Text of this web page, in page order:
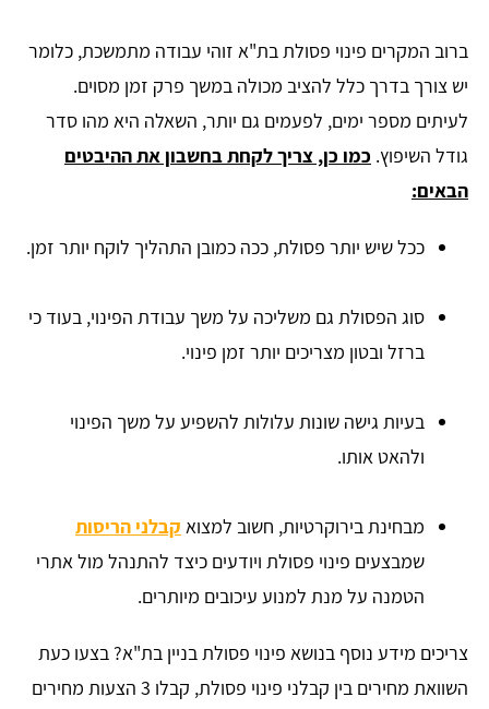
ברוב המקרים פינוי פסולת בת"א זוהי עבודה מתמשכת, כלומר
יש צורך בדרך כלל להציב מכולה במשך פרק זמן מסוים.
לעיתים מספר ימים, לפעמים גם יותר, השאלה היא מהו סדר
גודל השיפוץ. כמו כן, צריך לקחת בחשבון את ההיבטים
הבאים:
ככל שיש יותר פסולת, ככה כמובן התהליך לוקח יותר זמן.
סוג הפסולת גם משליכה על משך עבודת הפינוי, בעוד כי
ברזל ובטון מצריכים יותר זמן פינוי.
בעיות גישה שונות עלולות להשפיע על משך הפינוי
ולהאט אותו.
מבחינת בירוקרטיות, חשוב למצוא קבלני הריסות
שמבצעים פינוי פסולת ויודעים כיצד להתנהל מול אתרי
הטמנה על מנת למנוע עיכובים מיותרים.
צריכים מידע נוסף בנושא פינוי פסולת בניין בת"א? בצעו כעת
השוואת מחירים בין קבלני פינוי פסולת, קבלו 3 הצעות מחירים